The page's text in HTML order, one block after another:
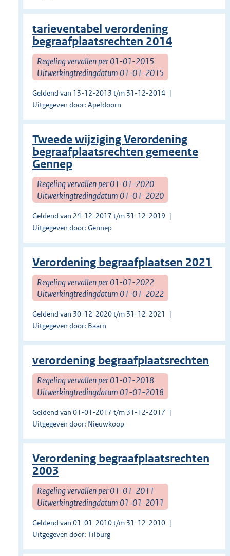
tarieventabel verordening
begraafplaatsrechten 2014
Regeling vervallen per 01-01-2015
Uitwerkingtredingdatum 01-01-2015
Geldend van 13-12-2013 t/m 31-12-2014
Uitgegeven door: Apeldoorn
Tweede wijziging Verordening
begraafplaatsrechten gemeente
Gennep
Regeling vervallen per 01-01-2020
Uitwerkingtredingdatum 01-01-2020
Geldend van 24-12-2017 t/m 31-12-2019
Uitgegeven door: Gennep
Verordening begraafplaatsen 2021
Regeling vervallen per 01-01-2022
Uitwerkingtredingdatum 01-01-2022
Geldend van 30-12-2020 t/m 31-12-2021
Uitgegeven door: Baarn
verordening begraafplaatsrechten
Regeling vervallen per 01-01-2018
Uitwerkingtredingdatum 01-01-2018
Geldend van 01-01-2017 t/m 31-12-2017
Uitgegeven door: Nieuwkoop
Verordening begraafplaatsrechten
2003
Regeling vervallen per 01-01-2011
Uitwerkingtredingdatum 01-01-2011
Geldend van 01-01-2010 t/m 31-12-2010
Uitgegeven door: Tilburg